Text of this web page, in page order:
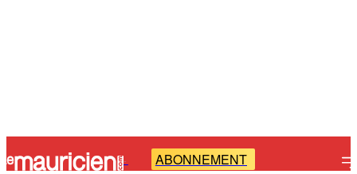
- ABONNEMENT